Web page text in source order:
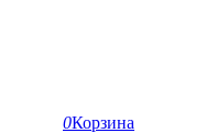
0Корзина